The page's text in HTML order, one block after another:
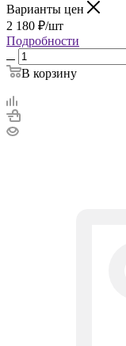
Варианты цен
2 180 ₽/шт
Подробности
В корзину